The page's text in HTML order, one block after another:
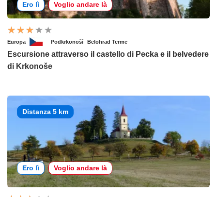
Ero lì Voglio andare là
Europa Podkrkonoší Belohrad Terme
Escursione attraverso il castello di Pecka e il belvedere
di Krkonoše
Distanza 5 km
Ero lì Voglio andare là